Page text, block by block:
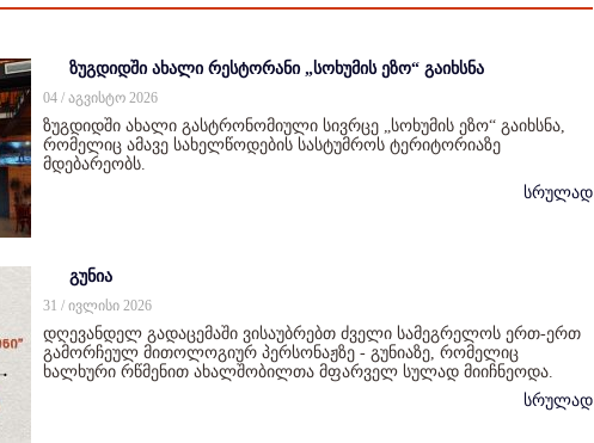
ზუგდიდში ახალი რესტორანი „სოხუმის ეზო“ გაიხსნა
04 / აგვისტო 2026
ზუგდიდში ახალი გასტრონომიული სივრცე „სოხუმის ეზო“ გაიხსნა,
რომელიც ამავე სახელწოდების სასტუმროს ტერიტორიაზე
მდებარეობს.
სრულად
გუნია
31 / ივლისი 2026
დღევანდელ გადაცემაში ვისაუბრებთ ძველი სამეგრელოს ერთ-ერთ
გამორჩეულ მითოლოგიურ პერსონაჟზე - გუნიაზე, რომელიც
ხალხური რწმენით ახალშობილთა მფარველ სულად მიიჩნეოდა.
სრულად